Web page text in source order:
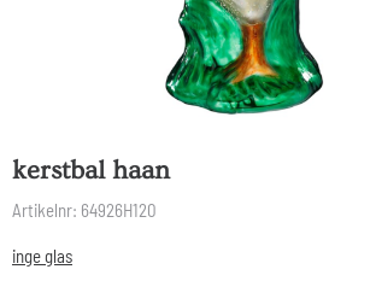
kerstbal haan
Artikelnr: 64926H120
inge glas